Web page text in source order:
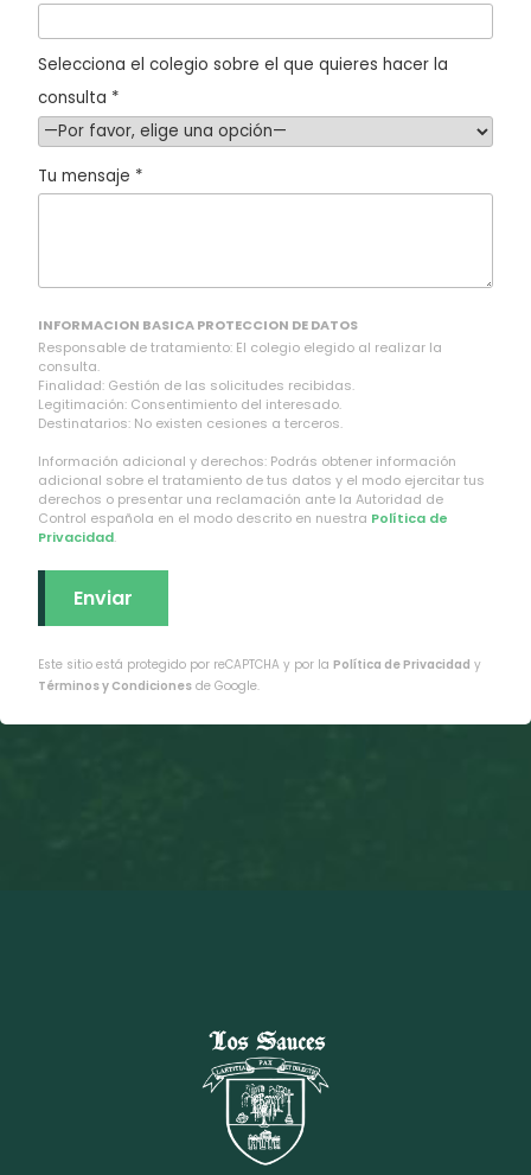
Selecciona el colegio sobre el que quieres hacer la
consulta *
Tu mensaje *
INFORMACION BASICA PROTECCION DE DATOS
Responsable de tratamiento: El colegio elegido al realizar la
consulta.
Finalidad: Gestión de las solicitudes recibidas.
Legitimación: Consentimiento del interesado.
Destinatarios: No existen cesiones a terceros.
Información adicional y derechos: Podrás obtener información
adicional sobre el tratamiento de tus datos y el modo ejercitar tus
derechos o presentar una reclamación ante la Autoridad de
Control española en el modo descrito en nuestra Política de
Privacidad.
Este sitio está protegido por reCAPTCHA y por la Política de Privacidad y
Términos y Condiciones de Google.